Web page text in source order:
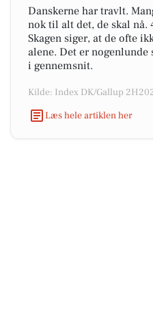
Danskerne har travlt.
nok til alt det, de skal nå.
Skagen siger, at de ofte
alene. Det er
i gennemsnit.
Kilde: Index DK/Gallup
Læs hele artiklen her